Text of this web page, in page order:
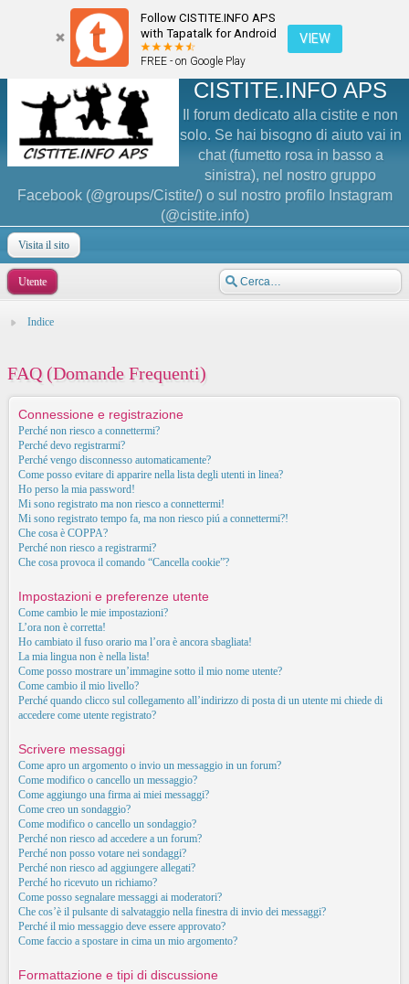
Follow CISTITE.INFO APS
with Tapatalk for Android
FREE - on Google Play
VIEW
CISTITE.INFO APS
Il forum dedicato alla cistite e non
solo. Se hai bisogno di aiuto vai in
chat (fumetto rosa in basso a
sinistra), nel nostro gruppo
Facebook (@groups/Cistite/) o sul nostro profilo Instagram
(@cistite.info)
Visita il sito
Utente
Indice
FAQ (Domande Frequenti)
Connessione e registrazione
Perché non riesco a connettermi?
Perché devo registrarmi?
Perché vengo disconnesso automaticamente?
Come posso evitare di apparire nella lista degli utenti in linea?
Ho perso la mia password!
Mi sono registrato ma non riesco a connettermi!
Mi sono registrato tempo fa, ma non riesco piú a connettermi?!
Che cosa è COPPA?
Perché non riesco a registrarmi?
Che cosa provoca il comando “Cancella cookie”?
Impostazioni e preferenze utente
Come cambio le mie impostazioni?
L’ora non è corretta!
Ho cambiato il fuso orario ma l’ora è ancora sbagliata!
La mia lingua non è nella lista!
Come posso mostrare un’immagine sotto il mio nome utente?
Come cambio il mio livello?
Perché quando clicco sul collegamento all’indirizzo di posta di un utente mi chiede di
accedere come utente registrato?
Scrivere messaggi
Come apro un argomento o invio un messaggio in un forum?
Come modifico o cancello un messaggio?
Come aggiungo una firma ai miei messaggi?
Come creo un sondaggio?
Come modifico o cancello un sondaggio?
Perché non riesco ad accedere a un forum?
Perché non posso votare nei sondaggi?
Perché non riesco ad aggiungere allegati?
Perché ho ricevuto un richiamo?
Come posso segnalare messaggi ai moderatori?
Che cos’è il pulsante di salvataggio nella finestra di invio dei messaggi?
Perché il mio messaggio deve essere approvato?
Come faccio a spostare in cima un mio argomento?
Formattazione e tipi di discussione